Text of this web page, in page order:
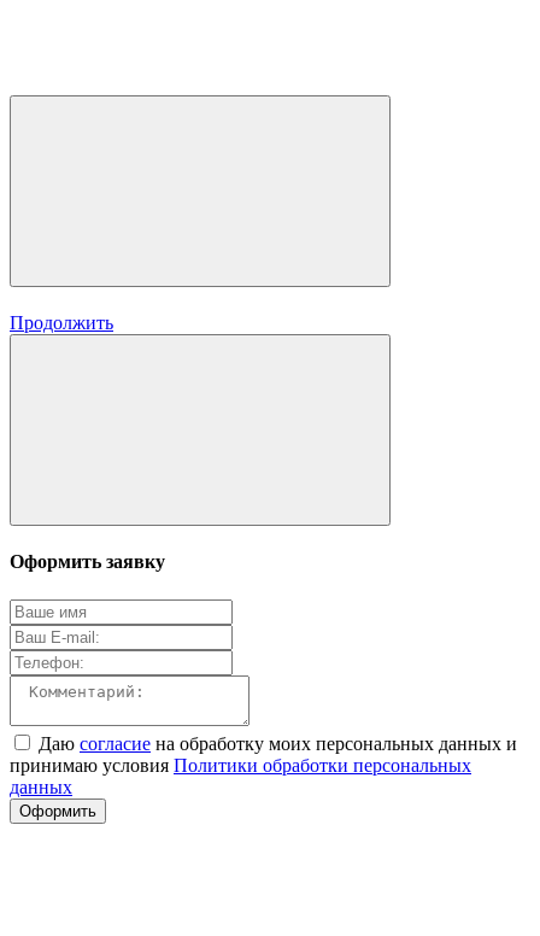
Продолжить
Оформить заявку
Даю согласие на обработку моих персональных данных и
принимаю условия Политики обработки персональных
данных
Оформить